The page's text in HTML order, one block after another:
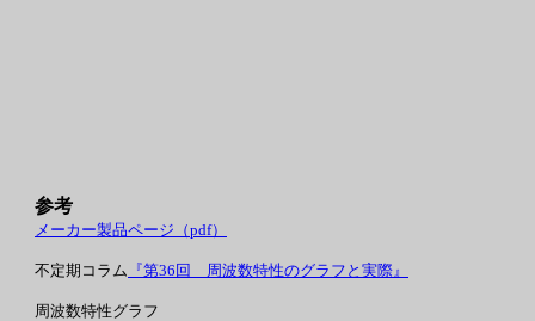
参考
メーカー製品ページ（pdf）
不定期コラム 『第36回 周波数特性のグラフと実際』
周波数特性グラフ